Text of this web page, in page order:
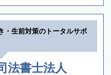
・生前対策のトータルサポ
法書士法人